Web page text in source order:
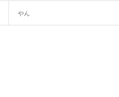
やん